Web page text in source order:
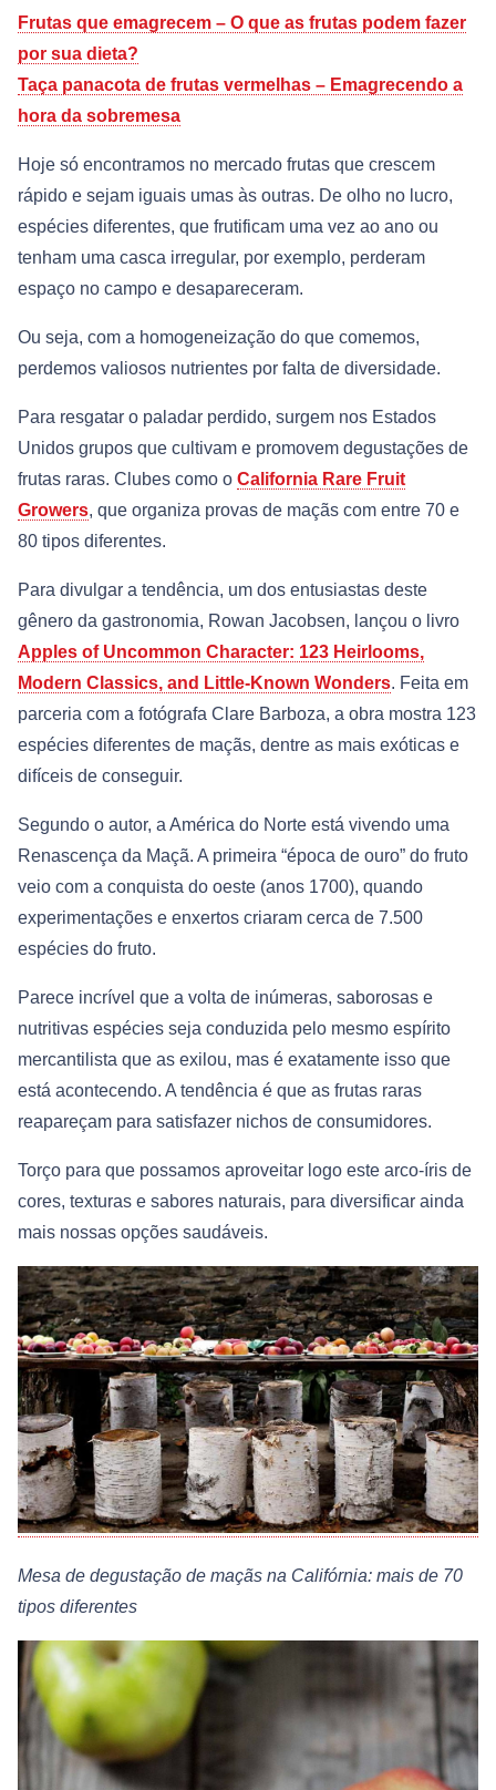
Frutas que emagrecem – O que as frutas podem fazer
por sua dieta?
Taça panacota de frutas vermelhas – Emagrecendo a
hora da sobremesa
Hoje só encontramos no mercado frutas que crescem
rápido e sejam iguais umas às outras. De olho no lucro,
espécies diferentes, que frutificam uma vez ao ano ou
tenham uma casca irregular, por exemplo, perderam
espaço no campo e desapareceram.
Ou seja, com a homogeneização do que comemos,
perdemos valiosos nutrientes por falta de diversidade.
Para resgatar o paladar perdido, surgem nos Estados
Unidos grupos que cultivam e promovem degustações de
frutas raras. Clubes como o California Rare Fruit
Growers, que organiza provas de maçãs com entre 70 e
80 tipos diferentes.
Para divulgar a tendência, um dos entusiastas deste
gênero da gastronomia, Rowan Jacobsen, lançou o livro
Apples of Uncommon Character: 123 Heirlooms,
Modern Classics, and Little-Known Wonders. Feita em
parceria com a fotógrafa Clare Barboza, a obra mostra 123
espécies diferentes de maçãs, dentre as mais exóticas e
difíceis de conseguir.
Segundo o autor, a América do Norte está vivendo uma
Renascença da Maçã. A primeira “época de ouro” do fruto
veio com a conquista do oeste (anos 1700), quando
experimentações e enxertos criaram cerca de 7.500
espécies do fruto.
Parece incrível que a volta de inúmeras, saborosas e
nutritivas espécies seja conduzida pelo mesmo espírito
mercantilista que as exilou, mas é exatamente isso que
está acontecendo. A tendência é que as frutas raras
reapareçam para satisfazer nichos de consumidores.
Torço para que possamos aproveitar logo este arco-íris de
cores, texturas e sabores naturais, para diversificar ainda
mais nossas opções saudáveis.
Mesa de degustação de maçãs na Califórnia: mais de 70
tipos diferentes